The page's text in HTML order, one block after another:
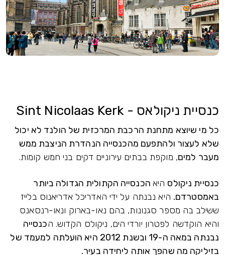
כנסיית ניקולאס - Sint Nicolaas Kerk
כל מי שיוצא מתחנת הרכבת המרכזית של הולנד לא יכול
שלא לעצור ולהתפעם מהכנסייה הנהדרת הניצבת ממש
מעבר למים, מוקפת בבתים עירוניים דקים בני חמש קומות.
כנסיית ניקולס היא הכנסייה הקתולית הגדולה ביותר
באמסטרדם. היא נבנתה על ידי האדריכל אדריאנוס בלייז
ששילב בה מספר סגנונות, בהם נאו-בארוק ונאו-רנסאנס
והיא הוקדשה לפטרון יורדי הים, ניקולס הקדוש. הכנסייה
נבנתה במאה ה-19 ובשנת 2012 היא הועלתה למעמד של
בזיליקה מה שהפך אותה ליחידה בעיר.